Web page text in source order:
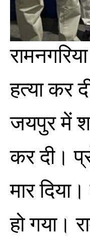
हत्या कर
जयपुर में
कर दी।
मार
हो गया।